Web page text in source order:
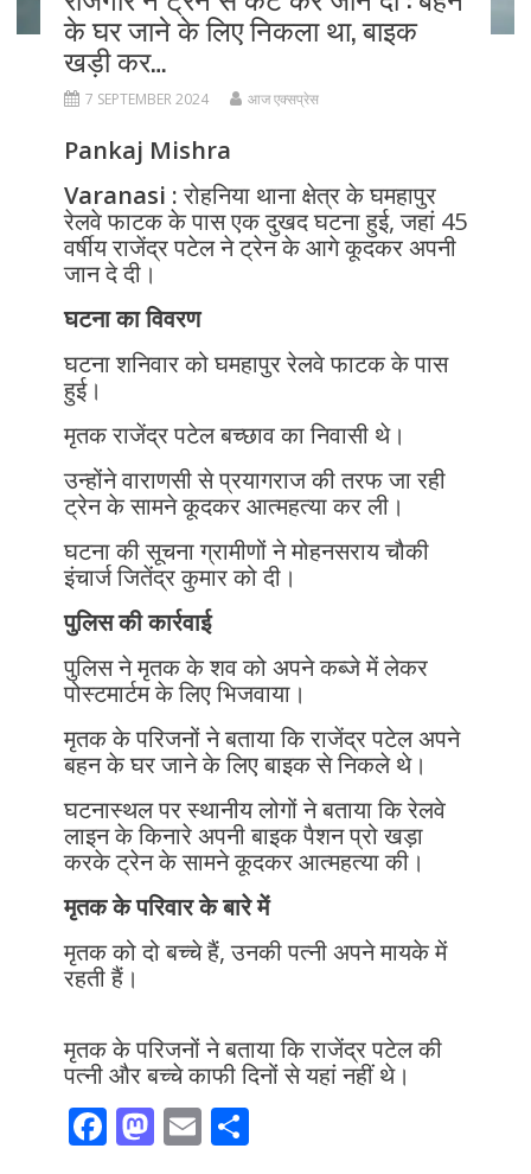
के घर जाने के लिए निकला था, बाइक
खड़ी कर…
7 SEPTEMBER 2024 आज एक्सप्रेस
Pankaj Mishra
Varanasi :रोहनिया थाना क्षेत्र के घमहापुर
रेलवे फाटक के पास एक दुखद घटना हुई, जहां 45
वर्षीय राजेंद्र पटेल ने ट्रेन के आगे कूदकर अपनी
जान दे दी।
घटना का विवरण
घटना शनिवार को घमहापुर रेलवे फाटक के पास
हुई।
मृतक राजेंद्र पटेल बच्छाव का निवासी थे।
उन्होंने वाराणसी से प्रयागराज की तरफ जा रही
ट्रेन के सामने कूदकर आत्महत्या कर ली।
घटना की सूचना ग्रामीणों ने मोहनसराय चौकी
इंचार्ज जितेंद्र कुमार को दी।
पुलिस की कार्रवाई
पुलिस ने मृतक के शव को अपने कब्जे में लेकर
पोस्टमार्टम के लिए भिजवाया।
मृतक के परिजनों ने बताया कि राजेंद्र पटेल अपने
बहन के घर जाने के लिए बाइक से निकले थे।
घटनास्थल पर स्थानीय लोगों ने बताया कि रेलवे
लाइन के किनारे अपनी बाइक पैशन प्रो खड़ा
करके ट्रेन के सामने कूदकर आत्महत्या की।
मृतक के परिवार के बारे में
मृतक को दो बच्चे हैं, उनकी पत्नी अपने मायके में
रहती हैं।
मृतक के परिजनों ने बताया कि राजेंद्र पटेल की
पत्नी और बच्चे काफी दिनों से यहां नहीं थे।
F M E S